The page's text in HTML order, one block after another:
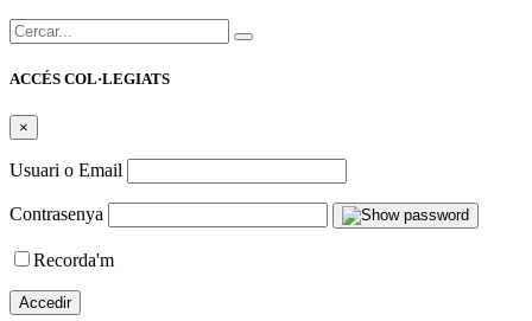
Cercar:
ACCÉS COL·LEGIATS
×
Usuari o Email
Contrasenya
Recorda'm